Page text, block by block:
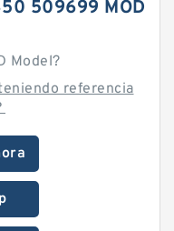
509699 MOD
Model?
referencia